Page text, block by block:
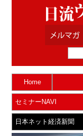
Home
セミナーNAVI
日本ネット経済新聞